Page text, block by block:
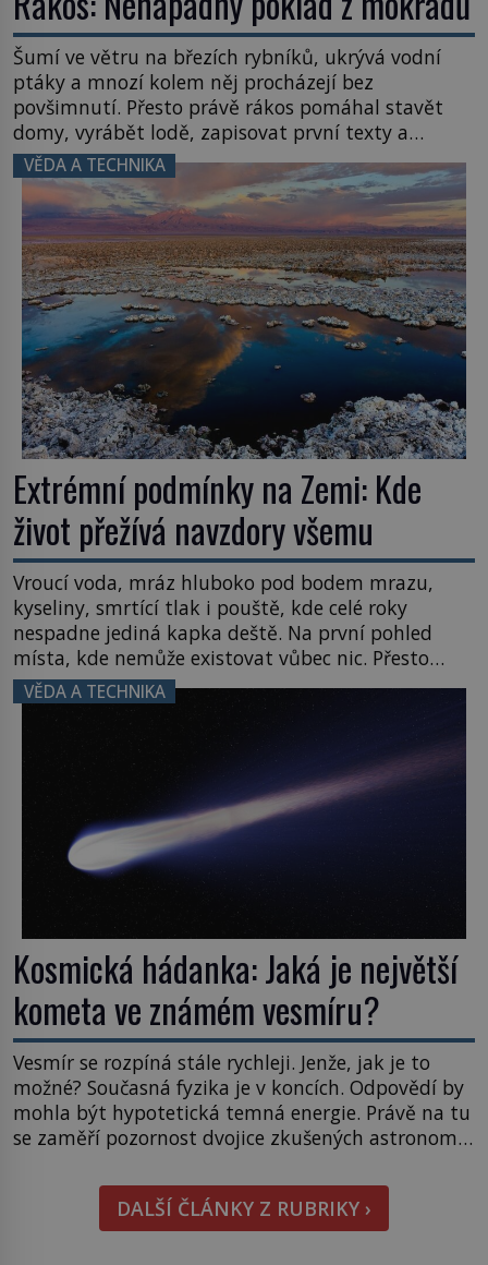
Šumí ve větru na březích rybníků, ukrývá vodní
ptáky a mnozí kolem něj procházejí bez
povšimnutí. Přesto právě rákos pomáhal stavět
domy, vyrábět lodě, zapisovat první texty a
inspiroval řadu pověstí. Tato skromná, ale
užitečná rostlina provází člověka už tisíce let.
Většina lidí vnímá rákos jen jako obyčejnou kulisu
letního koupání. Stačí se však podívat […]
VĚDA A TECHNIKA
Extrémní podmínky na Zemi: Kde
život přežívá navzdory všemu
Vroucí voda, mráz hluboko pod bodem mrazu,
kyseliny, smrtící tlak i pouště, kde celé roky
nespadne jediná kapka deště. Na první pohled
místa, kde nemůže existovat vůbec nic. Přesto
právě tady vědci objevují organismy, které
posouvají hranice života. Každý nový nález mění
napovídá, kde bychom jednou […]
VĚDA A TECHNIKA
Kosmická hádanka: Jaká je největší
kometa ve známém vesmíru?
Vesmír se rozpíná stále rychleji. Jenže, jak je to
možné? Současná fyzika je v koncích. Odpovědí by
mohla být hypotetická temná energie. Právě na tu
se zaměří pozornost dvojice zkušených astronomů.
hmatatelnějšího. Naprosto rekordní kometu!
Astronomové Pedro Bernardinelli a Gary Bernstein
mravenčí prací zkoumají archivní snímky v rámci
DALŠÍ ČLÁNKY Z RUBRIKY ›